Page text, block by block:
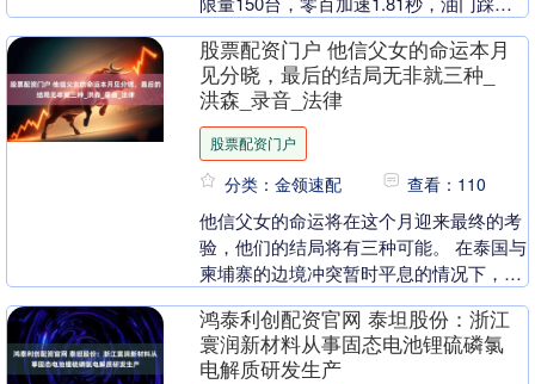
股票配资门户 他信父女的命运本月
见分晓，最后的结局无非就三种_
洪森_录音_法律
股票配资门户
分类：金领速配 查看：110
他信父女的命运将在这个月迎来最终的考
验，他们的结局将有三种可能。 在泰国与
柬埔寨的边境冲突暂时平息的情况下，佩
此结束。这个月....
鸿泰利创配资官网 泰坦股份：浙江
寰润新材料从事固态电池锂硫磷氯
电解质研发生产